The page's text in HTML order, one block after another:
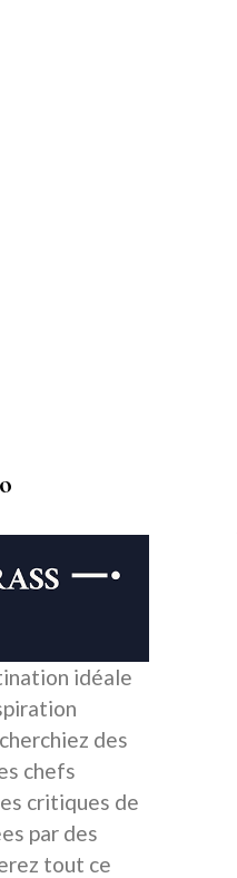
idéale
des
chefs
critiques de
par des
tout ce